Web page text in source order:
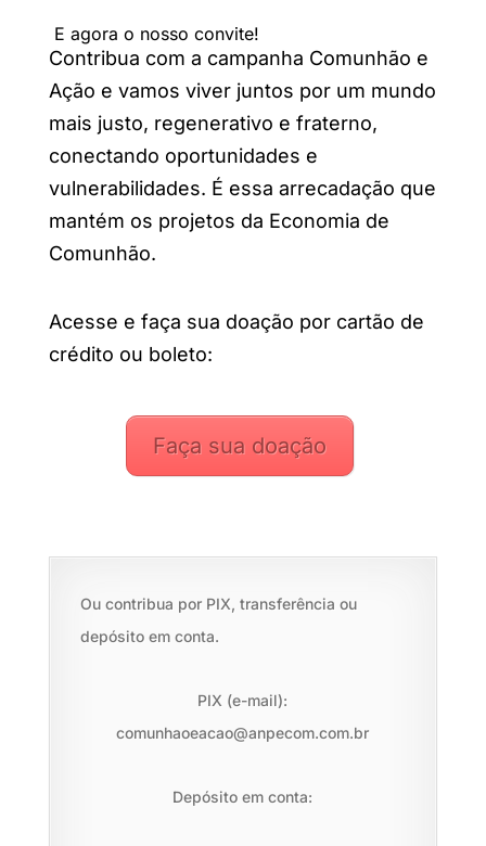
E agora o nosso convite!
Contribua com a campanha Comunhão e
Ação e vamos viver juntos por um mundo
mais justo, regenerativo e fraterno,
conectando oportunidades e
vulnerabilidades. É essa arrecadação que
mantém os projetos da Economia de
Comunhão.
Acesse e faça sua doação por cartão de
crédito ou boleto:
Faça sua doação
Ou contribua por PIX, transferência ou
depósito em conta.
PIX (e-mail):
comunhaoeacao@anpecom.com.br
Depósito em conta: